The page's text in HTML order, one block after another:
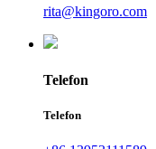
rita@kingoro.com
Telefon
Telefon